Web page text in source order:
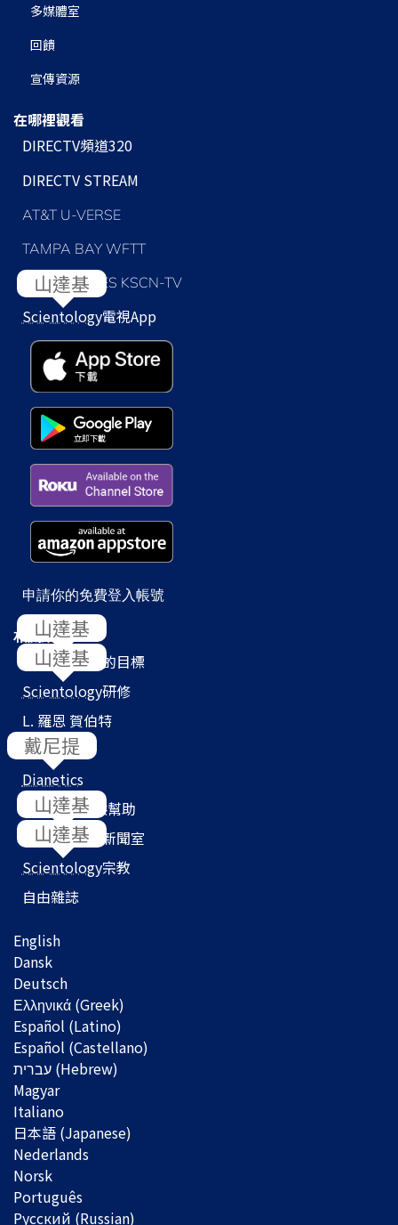
多媒體室
回饋
宣傳資源
在哪裡觀看
DIRECTV頻道320
DIRECTV STREAM
AT&T U-VERSE
TAMPA BAY WFTT
LOS ANGELES KSCN-TV
Scientology電視App
申請你的免費登入帳號
相關網站
Scientology
的目標
Scientology研修
L. 羅恩 賀伯特
教會搜尋器
Dianetics
我們如何提供幫助
Scientology
新聞室
Scientology宗教
自由雜誌
English
Dansk
Deutsch
Ελληνικά (Greek)
Español (Latino)
Español (Castellano)
Magyar
Italiano
日本語 (Japanese)
Nederlands
Norsk
Português
Русский (Russian)
山達基
山達基
山達基
戴尼提
山達基
山達基